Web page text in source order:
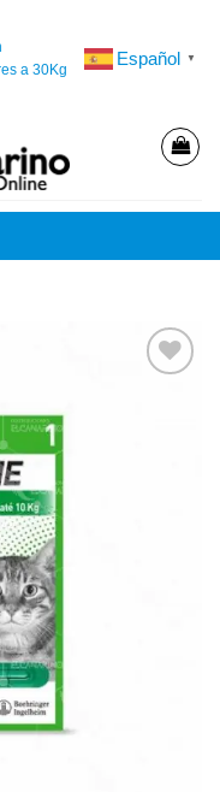
a 30Kg
Español ▼